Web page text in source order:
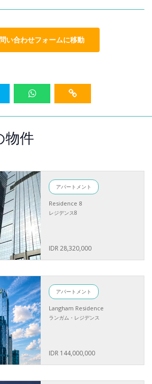
い合わせフォームに移動
物件